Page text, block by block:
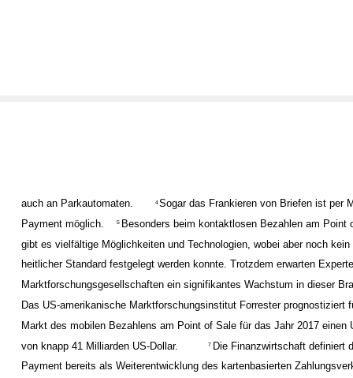
auch an Parkautomaten. 4Sogar das Frankieren von Briefen ist per
Payment möglich.
5 Besonders beim kontaktlosen Bezahlen am Point
gibt es vielfältige Möglichkeiten und Technologien, wobei aber noch kein
heitlicher Standard festgelegt werden konnte. Trotzdem erwarten
Marktforschungsgesellschaften ein signifikantes Wachstum in dieser
Das US-amerikanische Marktforschungsinstitut Forrester prognostiziert
Markt des mobilen Bezahlens am Point of Sale für das Jahr 2017 einen
von knapp 41 Milliarden US-Dollar.
7 Die Finanzwirtschaft definiert
Payment bereits als Weiterentwicklung des kartenbasierten